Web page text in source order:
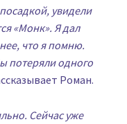
увидели
«Монк». Я дал
что я помню.
потеряли одного
Роман.
Сейчас уже